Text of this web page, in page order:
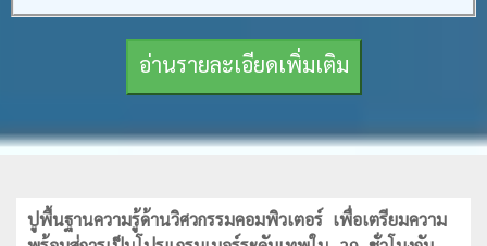
อ่านรายละเอียดเพิ่มเติม
ปูพื้นฐานความรู้ด้านวิศวกรรมคอมพิวเตอร์ เพื่อเตรียมความ